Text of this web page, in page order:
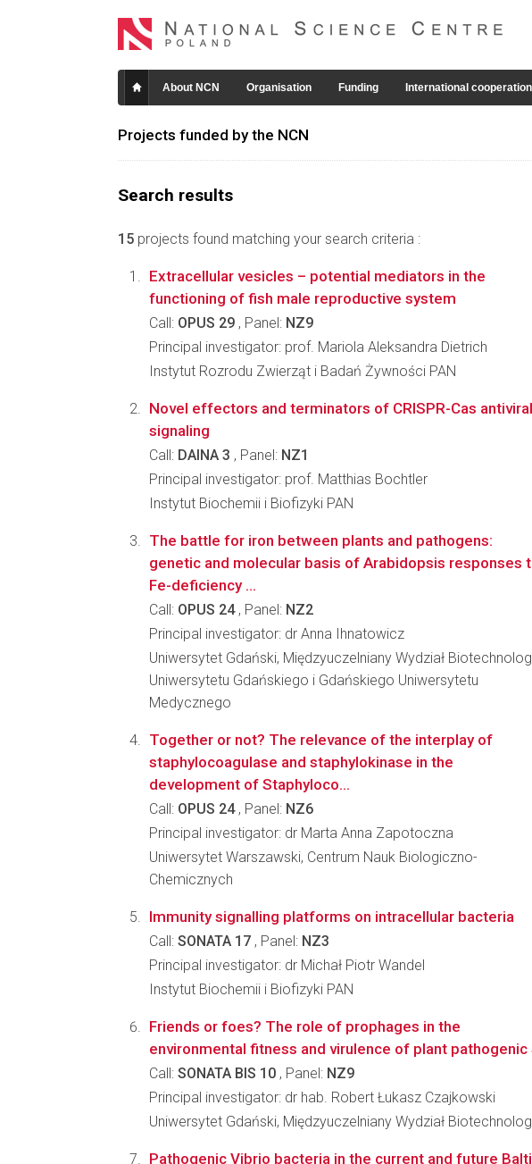
About NCN Organisation Funding International cooperation
Projects funded by the NCN
Search results
15 projects found matching your search criteria :
Extracellular vesicles – potential mediators in the
functioning of fish male reproductive system
Call: OPUS 29 , Panel: NZ9
Principal investigator: prof. Mariola Aleksandra Dietrich
Instytut Rozrodu Zwierząt i Badań Żywności PAN
Novel effectors and terminators of CRISPR-Cas antiviral
signaling
Call: DAINA 3 , Panel: NZ1
Principal investigator: prof. Matthias Bochtler
Instytut Biochemii i Biofizyki PAN
The battle for iron between plants and pathogens:
genetic and molecular basis of Arabidopsis responses
Fe-deficiency ...
Call: OPUS 24, Panel: NZ2
Principal investigator: dr Anna Ihnatowicz
Uniwersytet Gdański, Międzyuczelniany Wydział
Uniwersytetu Gdańskiego i Gdańskiego Uniwersytetu
Medycznego
Together or not? The relevance of the interplay of
staphylocoagulase and staphylokinase in the
development of Staphyloco...
Call: OPUS 24, Panel: NZ6
Principal investigator: dr Marta Anna Zapotoczna
Uniwersytet Warszawski, Centrum Nauk Biologiczno-
Chemicznych
Immunity signalling platforms on intracellular bacteria
Call: SONATA 17 , Panel: NZ3
Principal investigator: dr Michał Piotr Wandel
Instytut Biochemii i Biofizyki PAN
Friends or foes? The role of prophages in the
environmental fitness and virulence of plant
Call: SONATA BIS 10 , Panel: NZ9
Principal investigator: dr hab. Robert Łukasz Czajkowski
Uniwersytet Gdański, Międzyuczelniany Wydział
Pathogenic Vibrio bacteria in the current and future